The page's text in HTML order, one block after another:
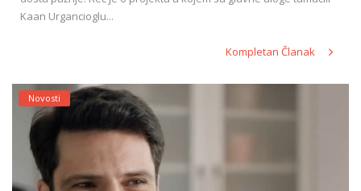
Kaan Urgancioglu...
Kompletan Članak
Novosti